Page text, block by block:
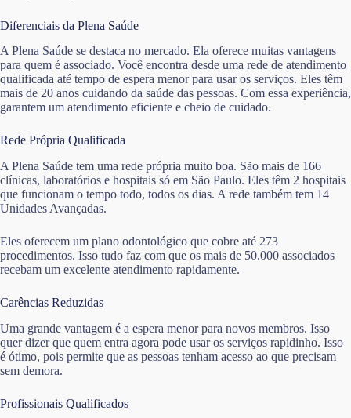
Diferenciais da Plena Saúde
A Plena Saúde se destaca no mercado. Ela oferece muitas vantagens
para quem é associado. Você encontra desde uma rede de atendimento
qualificada até tempo de espera menor para usar os serviços. Eles têm
mais de 20 anos cuidando da saúde das pessoas. Com essa experiência,
garantem um atendimento eficiente e cheio de cuidado.
Rede Própria Qualificada
A Plena Saúde tem uma rede própria muito boa. São mais de 166
clínicas, laboratórios e hospitais só em São Paulo. Eles têm 2 hospitais
que funcionam o tempo todo, todos os dias. A rede também tem 14
Unidades Avançadas.
Eles oferecem um plano odontológico que cobre até 273
procedimentos. Isso tudo faz com que os mais de 50.000 associados
recebam um excelente atendimento rapidamente.
Carências Reduzidas
Uma grande vantagem é a espera menor para novos membros. Isso
quer dizer que quem entra agora pode usar os serviços rapidinho. Isso
é ótimo, pois permite que as pessoas tenham acesso ao que precisam
sem demora.
Profissionais Qualificados